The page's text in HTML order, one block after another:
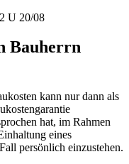
U 20/08
Bauherrn
kann nur dann als
hat, im Rahmen
eines
persönlich einzustehen.